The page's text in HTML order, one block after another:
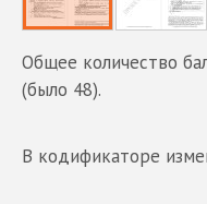
Общее количество
(было 48).
В кодификаторе